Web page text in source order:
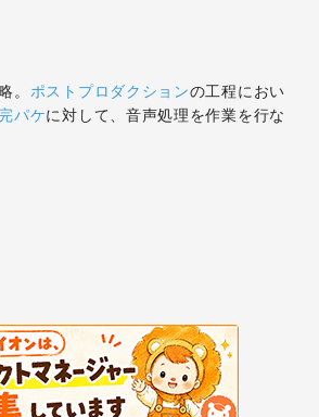
。 ポストプロダクションの工程におい
完パケに対して、音声処理を作業を行な